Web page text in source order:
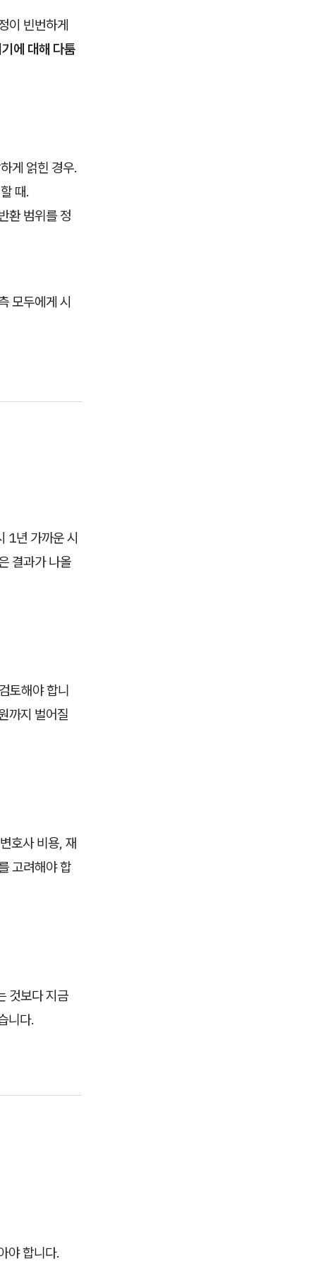
이 빈번하게
에 대해 다툼
게 얽힌 경우.
때.
환 범위를 정
모두에게 시
1년 가까운 시
결과가 나올
토해야 합니
까지 벌어질
호사 비용, 재
고려해야 합
것보다 지금
니다.
야 합니다.